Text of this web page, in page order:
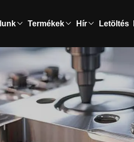
Termékek Hír Letöltés